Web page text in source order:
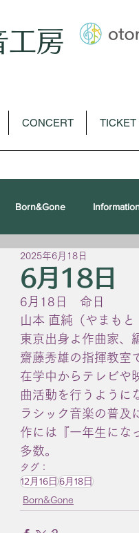
工房
CONCERT TICKET
Born&Gone
オペラ ピアノソロ
6月18日
2025年6月18日
6月18日　命日
山本 直純（やまも
東京出身よ作曲家、
齋藤秀雄の指揮教室
在学中からテレビや
曲活動を行うように
ラシック音楽の普及
作には『一年生にな
多数。
タグ：
12月16日6月18日
Born&Gone